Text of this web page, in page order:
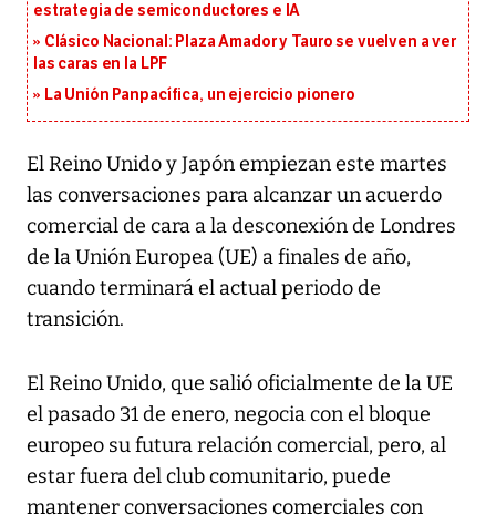
estrategia de semiconductores e IA
Clásico Nacional: Plaza Amador y Tauro se vuelven a ver
las caras en la LPF
La Unión Panpacífica, un ejercicio pionero
El Reino Unido y Japón empiezan este martes
las conversaciones para alcanzar un acuerdo
comercial de cara a la desconexión de Londres
de la Unión Europea (UE) a finales de año,
cuando terminará el actual periodo de
transición.
El Reino Unido, que salió oficialmente de la UE
el pasado 31 de enero, negocia con el bloque
europeo su futura relación comercial, pero, al
estar fuera del club comunitario, puede
mantener conversaciones comerciales con